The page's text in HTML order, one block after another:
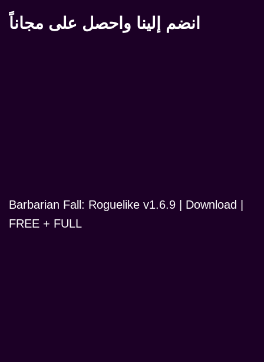
انضم إلينا واحصل على مجاناً
Barbarian Fall: Roguelike v1.6.9 | Download |
FREE + FULL